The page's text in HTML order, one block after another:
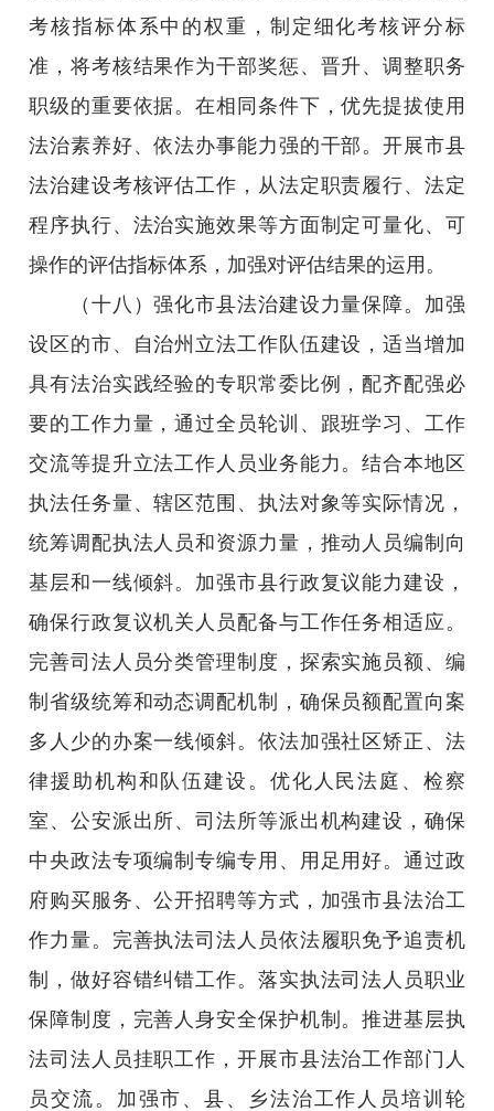
考核指标体系中的权重，制定细化考核评分标
准，将考核结果作为干部奖惩、晋升、调整职务
职级的重要依据。在相同条件下，优先提拔使用
法治素养好、依法办事能力强的干部。开展市县
法治建设考核评估工作，从法定职责履行、法定
程序执行、法治实施效果等方面制定可量化、可
操作的评估指标体系，加强对评估结果的运用。
（十八）强化市县法治建设力量保障。加强
设区的市、自治州立法工作队伍建设，适当增加
具有法治实践经验的专职常委比例，配齐配强必
要的工作力量，通过全员轮训、跟班学习、工作
交流等提升立法工作人员业务能力。结合本地区
执法任务量、辖区范围、执法对象等实际情况，
统筹调配执法人员和资源力量，推动人员编制向
基层和一线倾斜。加强市县行政复议能力建设，
确保行政复议机关人员配备与工作任务相适应。
完善司法人员分类管理制度，探索实施员额、编
制省级统筹和动态调配机制，确保员额配置向案
多人少的办案一线倾斜。依法加强社区矫正、法
律援助机构和队伍建设。优化人民法庭、检察
室、公安派出所、司法所等派出机构建设，确保
中央政法专项编制专编专用、用足用好。通过政
府购买服务、公开招聘等方式，加强市县法治工
作力量。完善执法司法人员依法履职免予追责机
制，做好容错纠错工作。落实执法司法人员职业
保障制度，完善人身安全保护机制。推进基层执
法司法人员挂职工作，开展市县法治工作部门人
员交流。加强市、县、乡法治工作人员培训轮